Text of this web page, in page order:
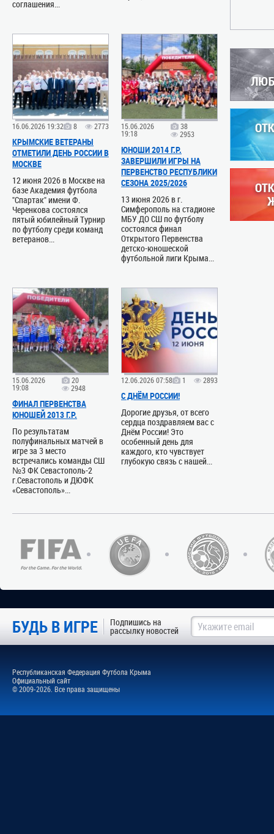
соглашения...
16.06.2026 19:32 8 2773
КРЫМСКИЕ ВЕТЕРАНЫ
ОТМЕТИЛИ ДЕНЬ РОССИИ В
МОСКВЕ
12 июня 2026 в Москве на
базе Академия футбола
"Спартак" имени Ф.
Черенкова состоялся
пятый юбилейный Турнир
по футболу среди команд
ветеранов...
15.06.2026
19:18
38
2953
ЮНОШИ 2014 Г.Р.
ЗАВЕРШИЛИ ИГРЫ НА
ПЕРВЕНСТВО РЕСПУБЛИКИ
СЕЗОНА 2025/2026
13 июня 2026 в г.
Симферополь на стадионе
МБУ ДО СШ по футболу
состоялся финал
Открытого Первенства
детско-юношеской
футбольной лиги Крыма...
15.06.2026
19:08
20
2948
ФИНАЛ ПЕРВЕНСТВА
ЮНОШЕЙ 2013 Г.Р.
По результатам
полуфинальных матчей в
игре за 3 место
встречались команды СШ
№3 ФК Севастополь-2
г.Севастополь и ДЮФК
«Севастополь»...
12.06.2026 07:58 1 2893
С ДНЁМ РОССИИ!
Дорогие друзья, от всего
сердца поздравляем вас с
Днём России! Это
особенный день для
каждого, кто чувствует
глубокую связь с нашей...
КОМАНД
На сайте
ИГР
05.08.2026
20
союза
02.06.2026
22.12.2025
ФК
ЮБИЛЕЙ!
В
детской
создана
юных
10.11.2025
ФК
Вчера, 9
Арене»,
клуба
08.09.2025
дня
футбола
Крыму
03 мая
Дворца
БУДЬ В ИГРЕ Подпишись на
рассылку новостей
Республиканская Федерация Футбола Крыма
Официальный сайт
© 2009-2026. Все права защищены